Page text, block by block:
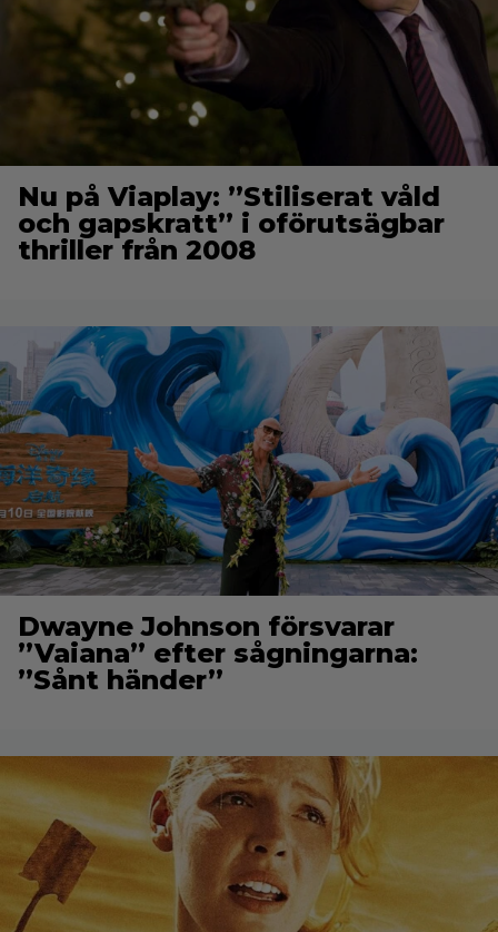
Nu på Viaplay: ”Stiliserat våld
och gapskratt” i oförutsägbar
thriller från 2008
Dwayne Johnson försvarar
”Vaiana” efter sågningarna:
”Sånt händer”